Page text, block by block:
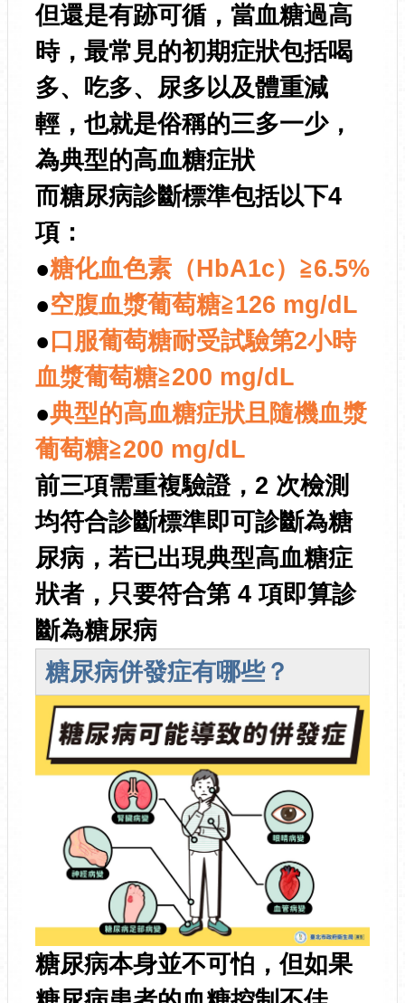
但還是有跡可循，當血糖過高
時，最常見的初期症狀包括喝
多、吃多、尿多以及體重減
輕，也就是俗稱的三多一少，
為典型的高血糖症狀
而糖尿病診斷標準包括以下4
項：
●糖化血色素（HbA1c）≧6.5%
●空腹血漿葡萄糖≧126 mg/dL
● 口服葡萄糖耐受試驗第2小時
血漿葡萄糖≧200 mg/dL
●典型的高血糖症狀且隨機血漿
葡萄糖≧200 mg/dL
前三項需重複驗證，2 次檢測
均符合診斷標準即可診斷為糖
尿病，若已出現典型高血糖症
狀者，只要符合第 4 項即算診
斷為糖尿病
糖尿病併發症有哪些？
糖尿病本身並不可怕，但如果